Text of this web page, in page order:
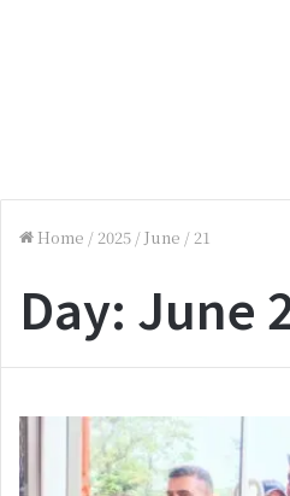
Home /2025 /June /21
Day: June